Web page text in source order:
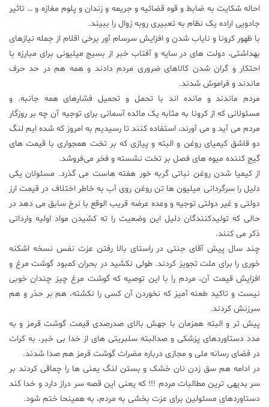
مجله
فرهنگی
هنری
احاله شکایت به ضابط و قوه قضائیه و جریمه و زندان و پلوم مغازه و … تاثیر
جادویی اراده یک نظام به تعبیری روبه زوال را ببیند.
با ظهور کرونا و نایاب شدن و افزایش سرسام آور برخی اقلام از جمله نیازهای
بهداشتی، دولت های در سایه و آفتاب خبر از بسیج میلیونی برای مبارزه با
احتکار و گران شدن کالاهای ضروری مردم دادند و همه هم در حد حرف
ماندند و فراموش شدند.
مردم ماندند و مانده اند با تحمل و تحمیل فشارهای همه جانبه. و
مسئولانی که از کرونا به مثابه یک مائده آسمانی برای توجیه آن چه بر روزگار
مردم می آید و می آورند، استفاده کنند تا رسیدیم به امروز که شده ایم لنگ
دو قاشق کیمیای روغن و البته و پیازی که بر تخت همجواری با قیمت های
گیج کننده میوه های فصل بر تخت نشسته و فخر می‌فروشد.
از کیمیا شدن روغن نباتی گربه خور هفته هاست می گذرد. مسئولان یکی
دلیل را سرگردانی میلیون ها تن روغن روی آب به خاطر اختلاف در قیمت ارز
دولتی و غیر دولتی توجیه و وعده عرضه قریب الوقع با نرخ سابق می دهد در
حالی که تولیدکنندگان دلیل این وضعیت را ته کشیدن مواد اولیه وارداتی
ذکر می کنند.
چند سال پیش آقای جنتی در راستای بالا رفتن عزت نفس نسخه اشکنه
خوری را برای ملت تجویز کردند. طولی نکشید در بحران کمبود گوشت مرغ و
افزایش قیمت آن، مردم را با این توصیه که گوشت مرغ چیز چندان خوبی
نیست و تاکید طعنه آمیز که نخوردن آن کسی را نکشته، هم بر حذر و هم
سرزنش کردند.
پیش تر و البته همزمان با جهش بالای صدرصدی قیمت گوشت قرمز و به
مدد دستاوردهای پزشکی و صدالبته سلبریتی های از خدا بی خبر، به کرات
در فضای رسانه ملی و مجازی درباره مضرات گوشت قرمز هم صدا شدند.
در ادامه هم سق زدن نان خشک و بستن لنگ یمنی ها را چماقی کردند بر
سر بدیهی ترین مطالبات مردم !!! که یعنی این قصه سر دراز دارد و خدا کند
دستاوردهای مسئولین برای عزت بخشی به مردم، به همینحا ختم شود.